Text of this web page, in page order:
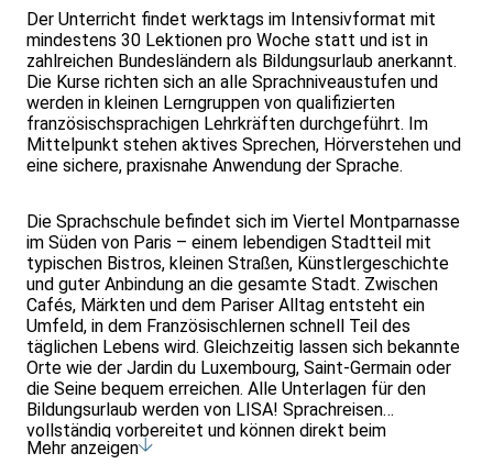
Der Unterricht findet werktags im Intensivformat mit
mindestens 30 Lektionen pro Woche statt und ist in
zahlreichen Bundesländern als Bildungsurlaub anerkannt.
Die Kurse richten sich an alle Sprachniveaustufen und
werden in kleinen Lerngruppen von qualifizierten
französischsprachigen Lehrkräften durchgeführt. Im
Mittelpunkt stehen aktives Sprechen, Hörverstehen und
eine sichere, praxisnahe Anwendung der Sprache.
Die Sprachschule befindet sich im Viertel Montparnasse
im Süden von Paris – einem lebendigen Stadtteil mit
typischen Bistros, kleinen Straßen, Künstlergeschichte
und guter Anbindung an die gesamte Stadt. Zwischen
Cafés, Märkten und dem Pariser Alltag entsteht ein
Umfeld, in dem Französischlernen schnell Teil des
täglichen Lebens wird. Gleichzeitig lassen sich bekannte
Orte wie der Jardin du Luxembourg, Saint-Germain oder
die Seine bequem erreichen. Alle Unterlagen für den
Bildungsurlaub werden von LISA! Sprachreisen
vollständig vorbereitet und können direkt beim
Arbeitgeber eingereicht werden. LISA! Sprachreisen
Mehr anzeigen